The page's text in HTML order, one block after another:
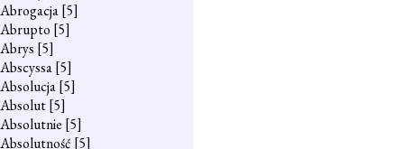
Abrogacja[5]
Abrupto [5]
Abrys [5]
Abscyssa[5]
Absolucja[5]
Absolut[5]
Absolutnie [5]
Absolutność [5]